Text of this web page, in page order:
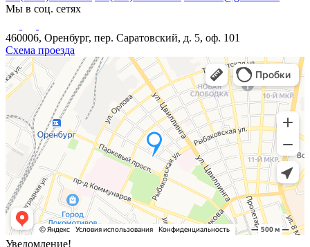
Мы в соц. сетях
460006, Оренбург, пер. Саратовский, д. 5, оф. 101
Схема проезда
Уведомление!